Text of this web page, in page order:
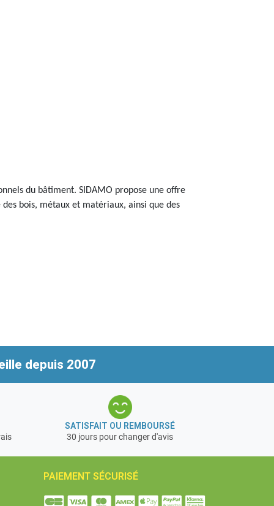
du bâtiment. SIDAMO propose une offre
bois, métaux et matériaux, ainsi que des
depuis 2007
SATISFAIT OU REMBOURSÉ
30 jours pour changer d'avis
PAIEMENT SÉCURISÉ